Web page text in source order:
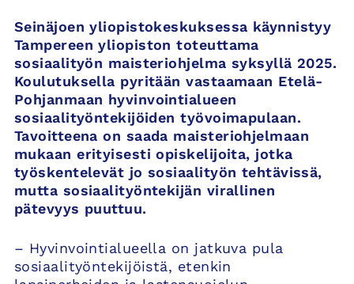
Seinäjoen yliopistokeskuksessa käynnistyy
Tampereen yliopiston toteuttama
sosiaalityön maisteriohjelma syksyllä 2025.
Koulutuksella pyritään vastaamaan Etelä-
Pohjanmaan hyvinvointialueen
sosiaalityöntekijöiden työvoimapulaan.
Tavoitteena on saada maisteriohjelmaan
mukaan erityisesti opiskelijoita, jotka
työskentelevät jo sosiaalityön tehtävissä,
mutta sosiaalityöntekijän virallinen
pätevyys puuttuu.
– Hyvinvointialueella on jatkuva pula
sosiaalityöntekijöistä, etenkin